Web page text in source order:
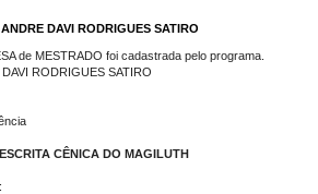
DAVI RODRIGUES SATIRO
de MESTRADO foi cadastrada pelo programa.
RODRIGUES SATIRO
CÊNICA DO MAGILUTH